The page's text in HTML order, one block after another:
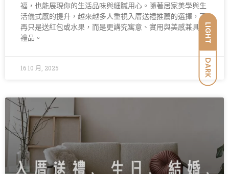
LIGHT
DARK
福，也能展現你的生活品味與細膩用心。隨著居家美學與生
活儀式感的提升，越來越多人重視入厝送禮推薦的選擇，不
再只是送紅包或水果，而是更講究寓意、實用與美感兼具的
禮品。
16 10 月, 2025